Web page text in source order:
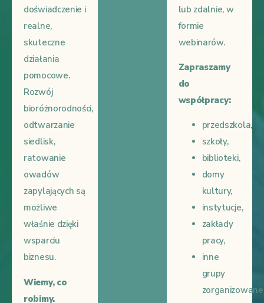
doświadczenie i
realne,
skuteczne
działania
pomocowe.
Rozwój
bioróżnorodności,
odtwarzanie
siedlisk,
ratowanie
owadów
zapylających są
możliwe
właśnie dzięki
wsparciu
biznesu.
Wiemy, co
robimy.
lub zdalnie, w
formie
webinarów.
Zapraszamy
do
współpracy:
przedszkola,
szkoły,
biblioteki,
domy
kultury,
instytucje,
zakłady
pracy,
inne
grupy